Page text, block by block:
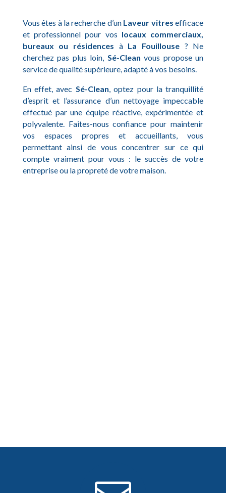
Vous êtes à la recherche d’un Laveur vitres efficace
et professionnel pour vos locaux commerciaux,
bureaux ou résidences à La Fouillouse? Ne
cherchez pas plus loin, Sé-Clean vous propose un
service de qualité supérieure, adapté à vos besoins.
En effet, avec Sé-Clean , optez pour la tranquillité
d’esprit et l’assurance d’un nettoyage impeccable
effectué par une équipe réactive, expérimentée et
polyvalente. Faites-nous confiance pour maintenir
vos espaces propres et accueillants, vous
permettant ainsi de vous concentrer sur ce qui
compte vraiment pour vous : le succès de votre
entreprise ou la propreté de votre maison.